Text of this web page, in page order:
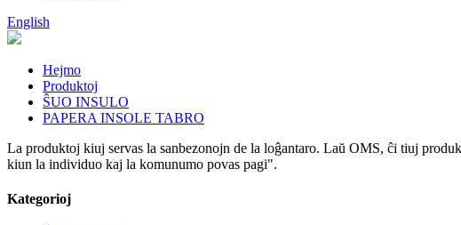
English
Hejmo
Produktoj
ŜUO INSULO
PAPERA INSOLE TABRO
La produktoj kiuj servas la sanbezonojn de la loĝantaro. Laŭ OMS, ĉi tiuj
kiun la individuo kaj la komunumo povas pagi".
Kategorioj